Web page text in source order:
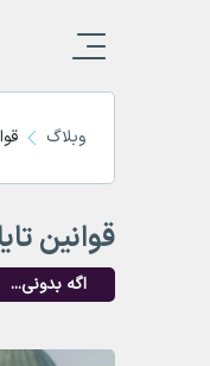
وبلاگ
قوانین
اگه بدونی...